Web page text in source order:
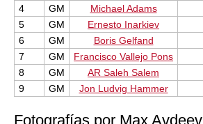
4
GM Michael Adams
5
GM Ernesto Inarkiev
6
GM Boris Gelfand
7
GM Francisco Vallejo Pons
8
GM AR Saleh Salem
9
GM Jon Ludvig Hammer
Fotografías por Max Avdeev